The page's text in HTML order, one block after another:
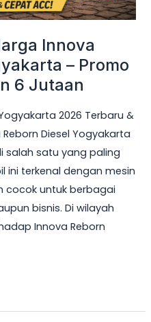
Innova
– Promo
6 Jutaan
2026 Terbaru &
Diesel Yogyakarta
salah satu yang paling
ini terkenal dengan mesin
cocok untuk berbagai
bisnis. Di wilayah
Innova Reborn